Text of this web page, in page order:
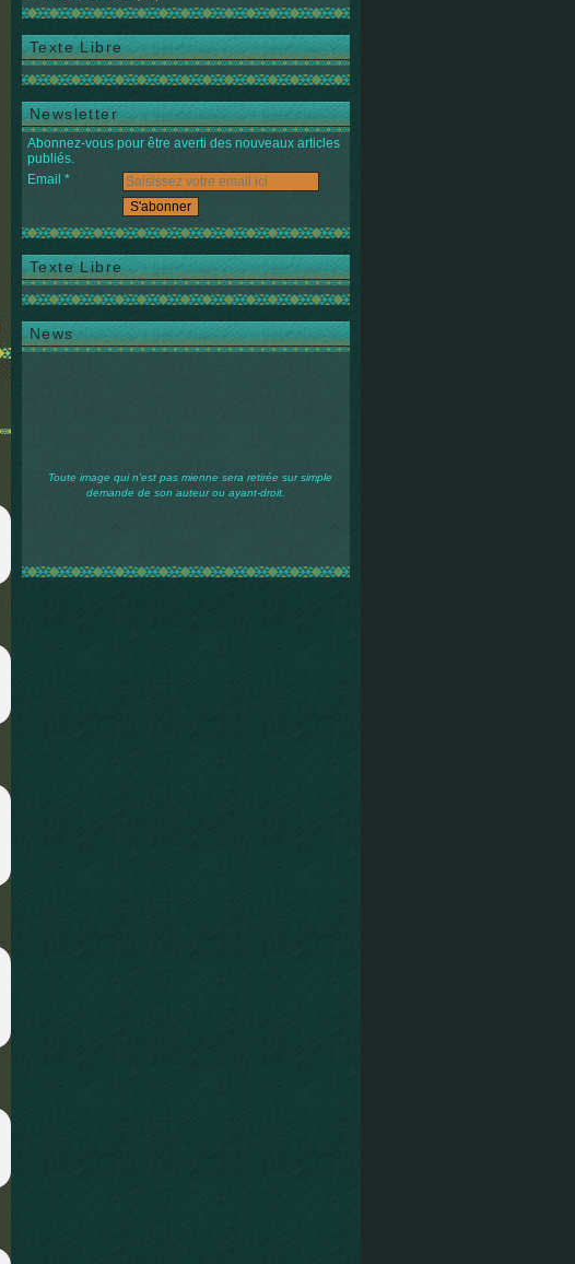
Texte Libre
Newsletter
Abonnez-vous pour être averti des nouveaux articles
publiés.
Email
Texte Libre
News
Toute image qui n'est pas mienne sera retirée sur simple
demande de son auteur ou ayant-droit.